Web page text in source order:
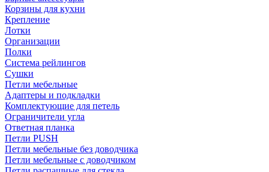
Корзины для кухни
Крепление
Лотки
Организации
Полки
Система рейлингов
Сушки
Петли мебельные
Адаптеры и подкладки
Комплектующие для петель
Ограничители угла
Ответная планка
Петли PUSH
Петли мебельные без доводчика
Петли мебельные с доводчиком